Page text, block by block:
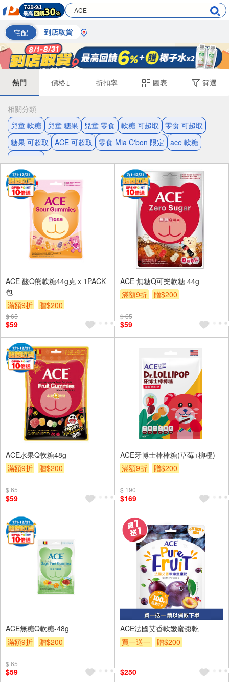
宅配 到店取貨
熱門 價格↓ 折扣率 圖表 篩選
相關分類
兒童 軟糖
兒童 糖果 兒童 零食 軟糖 可超取
零食 可超取
糖果 可超取
ACE 可超取 零食 Mia C'bon 限定
ace 軟糖
ACE 酸Q熊軟糖44g克 x 1PACK
包
滿額9折
贈$200
$ 65
$59
ACE 無糖Q可樂軟糖 44g
滿額9折
贈$200
$ 65
$59
ACE水果Q軟糖48g
滿額9折
贈$200
$ 65
$59
ACE牙博士棒棒糖(草莓+柳橙)
滿額9折
贈$200
$ 190
$169
ACE無糖Q軟糖-48g
滿額9折
贈$200
$ 65
$59
ACE法國艾香軟嫩蜜棗乾
買一送一
贈$200
$250